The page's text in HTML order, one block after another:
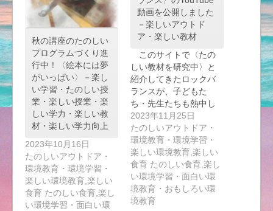
秋の講座のたのしい
プログラムづくり進
行中！〈絵本には夢
がいっぱい〉－楽し
い学習・たのしい授
業・楽しい授業・楽
しい学力・楽しい教
材・楽しい学力向上
2023年10月16日
たのしいアウトドア・
環境教育・環境学習・
楽しい環境教育,楽しい
食育 たのしい食育,楽し
い環境学習・面白い環
動画を公開しました
－楽しいアウトド
ア・楽しい教材
このサイトで〈たの
しい教材を研究中〉と
紹介してきたロックバ
ランスが、子どもた
ち・先生たちも熱中し
て…
2023年11月25日
たのしいアウトドア・
環境教育・環境学習・
楽しい環境教育,楽しい
食育 たのしい食育,楽し
い環境学習・面白い環
境教育・おもしろい環
境教育